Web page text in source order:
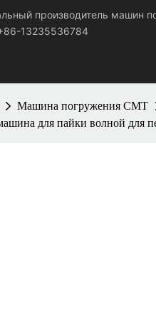
производитель машин
13235536784
Машина погружения СМТ
для пайки волной для